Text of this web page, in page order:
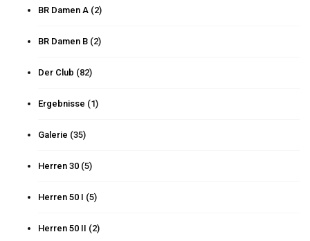
BR Damen A (2)
BR Damen B (2)
Der Club (82)
Ergebnisse (1)
Galerie (35)
Herren 30 (5)
Herren 50 I (5)
Herren 50 II (2)